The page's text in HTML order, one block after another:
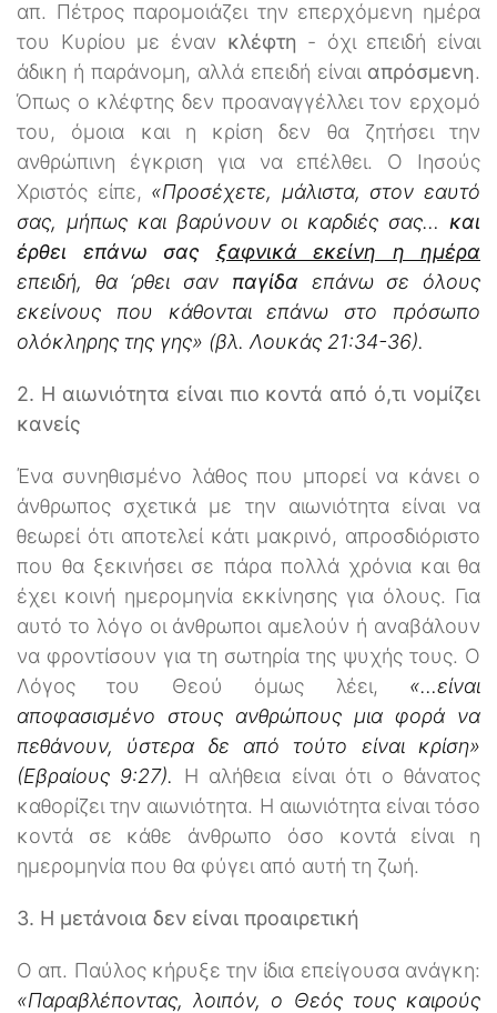
απ. Πέτρος παρομοιάζει την επερχόμενη ημέρα
του Κυρίου με έναν κλέφτη - όχι επειδή είναι
άδικη ή παράνομη, αλλά επειδή είναι απρόσμενη.
Όπως ο κλέφτης δεν προαναγγέλλει τον ερχομό
του, όμοια και η κρίση δεν θα ζητήσει την
ανθρώπινη έγκριση για να επέλθει. Ο Ιησούς
Χριστός είπε, «Προσέχετε, μάλιστα, στον εαυτό
σας, μήπως και βαρύνουν οι καρδιές σας… και
έρθει επάνω σας ξαφνικά εκείνη η ημέρα
επειδή, θα ‘ρθει σαν παγίδαεπάνω σε όλους
εκείνους που κάθονται επάνω στο πρόσωπο
ολόκληρης της γης» (βλ. Λουκάς 21:34-36).
2. Η αιωνιότητα είναι πιο κοντά από ό,τι νομίζει
κανείς
Ένα συνηθισμένο λάθος που μπορεί να κάνει ο
άνθρωπος σχετικά με την αιωνιότητα είναι να
θεωρεί ότι αποτελεί κάτι μακρινό, απροσδιόριστο
που θα ξεκινήσει σε πάρα πολλά χρόνια και θα
έχει κοινή ημερομηνία εκκίνησης για όλους. Για
αυτό το λόγο οι άνθρωποι αμελούν ή αναβάλουν
να φροντίσουν για τη σωτηρία της ψυχής τους. Ο
Λόγος του Θεού όμως λέει, «…είναι
αποφασισμένο στους ανθρώπους μια φορά να
πεθάνουν, ύστερα δε από τούτο είναι κρίση»
(Εβραίους 9:27).
Η αλήθεια είναι ότι ο θάνατος
καθορίζει την αιωνιότητα. Η αιωνιότητα είναι τόσο
κοντά σε κάθε άνθρωπο όσο κοντά είναι η
ημερομηνία που θα φύγει από αυτή τη ζωή.
3. Η μετάνοια δεν είναι προαιρετική
Ο απ. Παύλος κήρυξε την ίδια επείγουσα ανάγκη:
«Παραβλέποντας, λοιπόν, ο Θεός τους καιρούς